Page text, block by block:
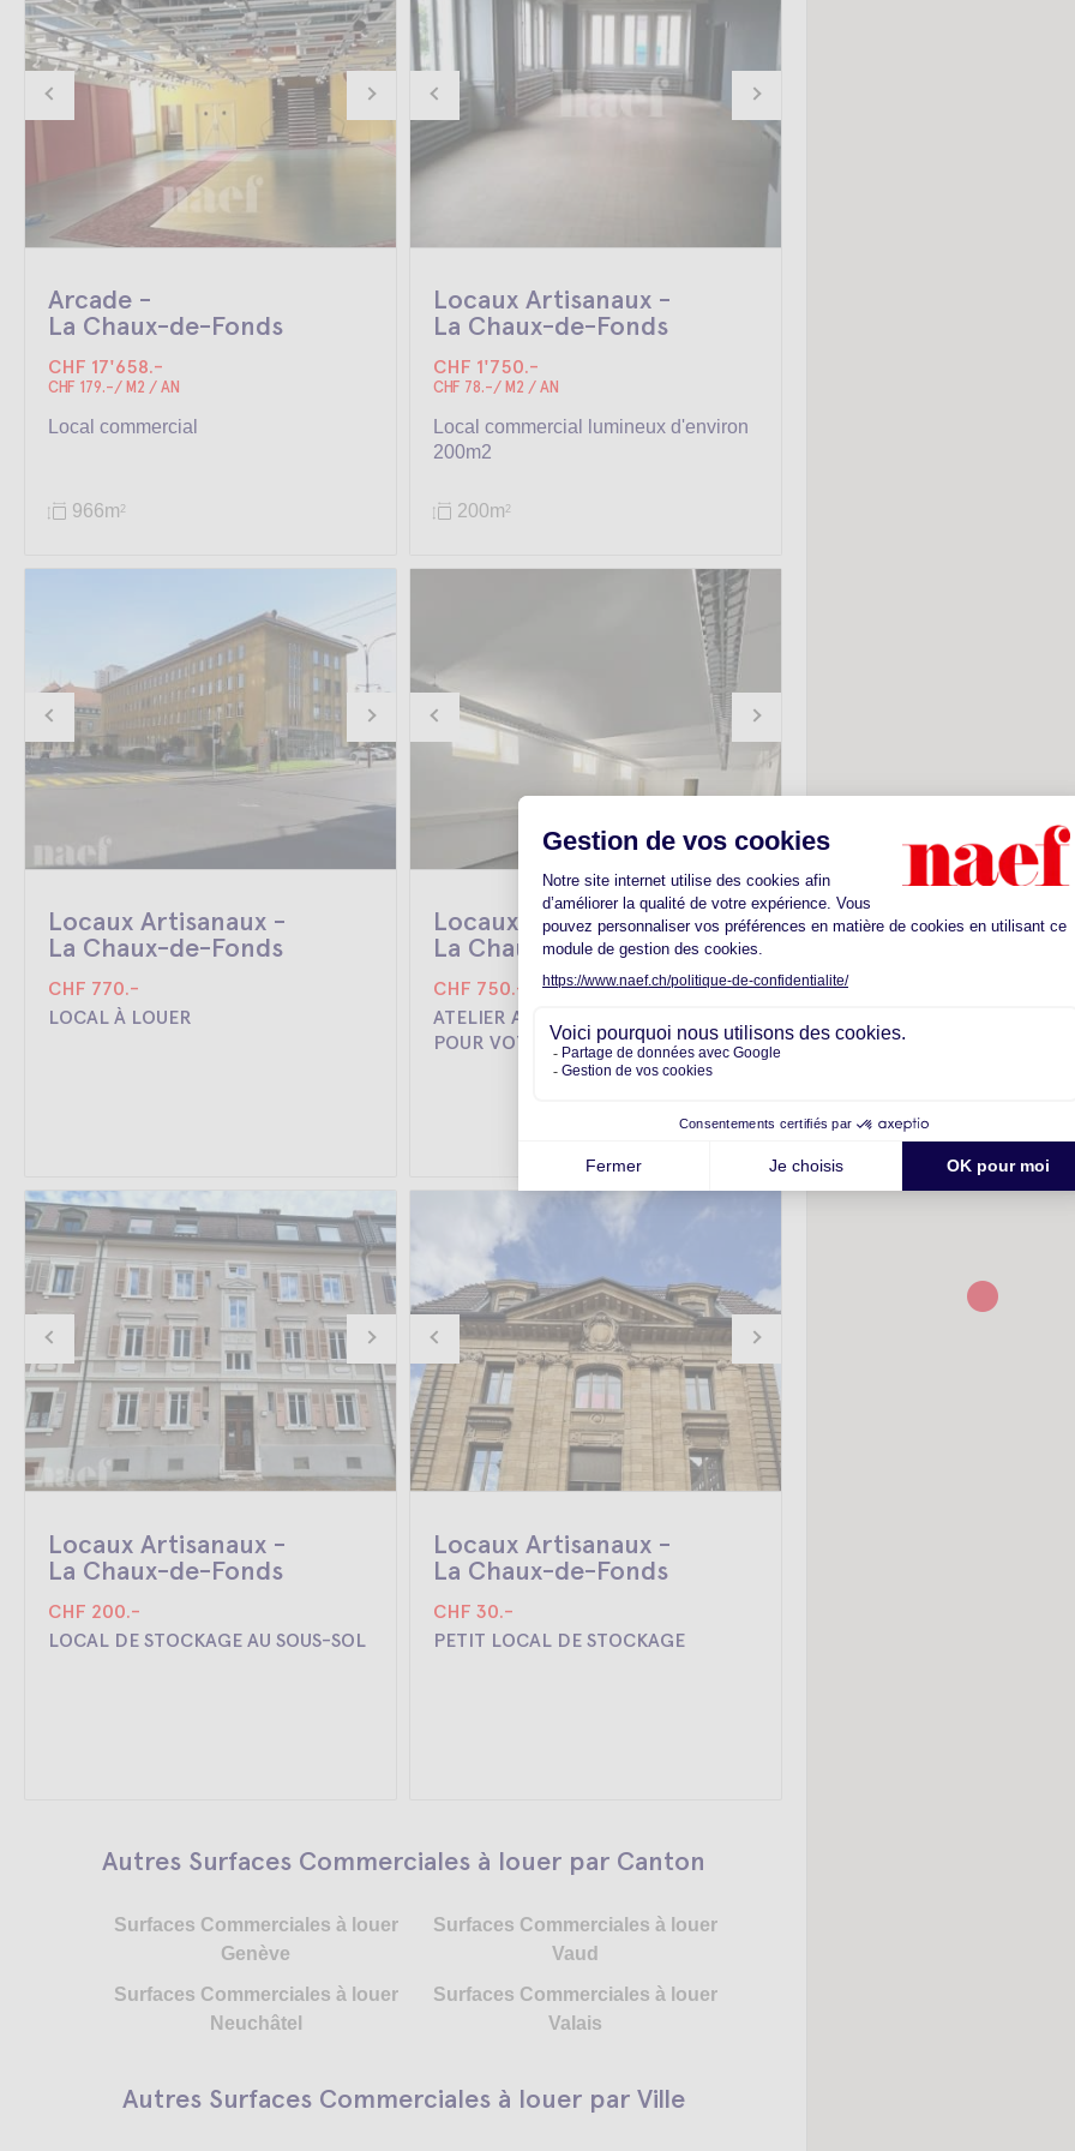
Arcade -
La Chaux-de-Fonds
CHF 17'658.-
CHF 179.-/ M2 / AN
Local commercial
966m 2
Locaux Artisanaux -
La Chaux-de-Fonds
CHF 1'750.-
CHF 78.-/ M2 / AN
Local commercial lumineux d'environ
200m2
200m 2
Locaux Artisanaux -
La Chaux-de-Fonds
CHF 770.-
LOCAL À LOUER
Locaux Artisanaux -
La Chaux-de-Fonds
CHF 750.-
ATELIER AU 1ER SOUS SOL IDÉAL
POUR VOTRE COMMERCE
Locaux Artisanaux -
La Chaux-de-Fonds
CHF 200.-
LOCAL DE STOCKAGE AU SOUS-SOL
Locaux Artisanaux -
La Chaux-de-Fonds
CHF 30.-
PETIT LOCAL DE STOCKAGE
Autres Surfaces Commerciales à louer par Canton
Surfaces Commerciales à louer
Genève
Surfaces Commerciales à louer
Vaud
Surfaces Commerciales à louer
Neuchâtel
Surfaces Commerciales à louer
Valais
Autres Surfaces Commerciales à louer par Ville